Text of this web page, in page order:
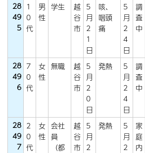
28
49
5
1
0
代
男
性
学生
越
谷
市
5
月
2
1
日
咳、
咽頭
痛
5
月
2
4
日
調
査
中
28
49
6
7
0
代
女
性
無職
越
谷
市
5
月
2
0
日
発熱
5
月
2
4
日
調
査
中
28
49
7
2
0
代
女
性
会社
員
（都
越
谷
市
5
月
2
発熱
5
月
2
家
庭
内